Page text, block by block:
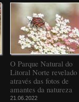
O Parque Natural do
Litoral Norte revelado
através das fotos de
amantes da natureza
21.06.2022